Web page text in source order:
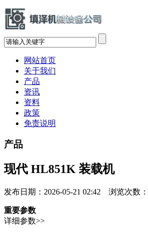
网站首页
关于我们
产品
资讯
资料
政策
免责说明
产品
现代 HL851K 装载机
发布日期：2026-05-21 02:42 浏览次数：
重要参数
详细参数>>